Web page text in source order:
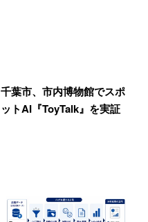
千葉市、市内博物館でスポ
ットAI『ToyTalk』を実証